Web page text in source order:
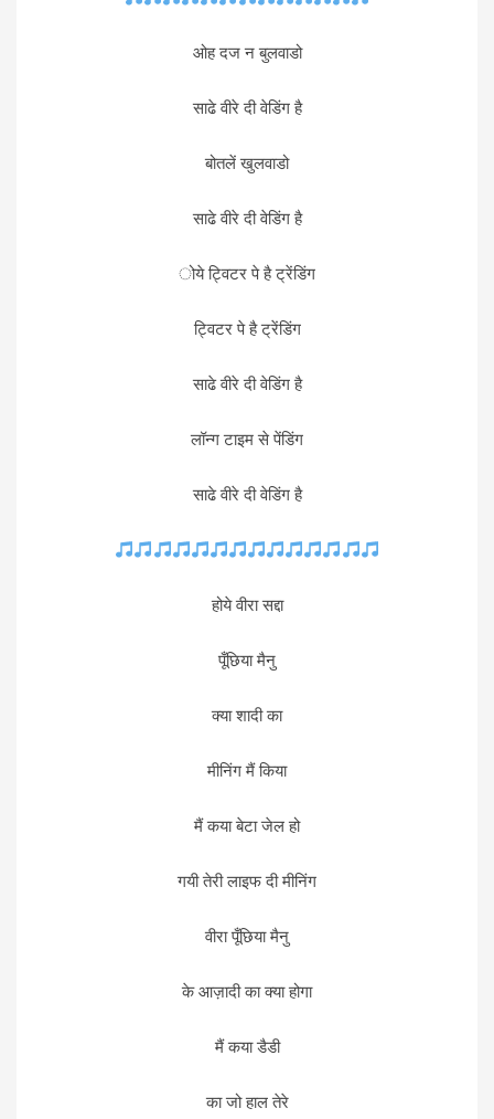
ओह दज न बुलवाडो
साढे वीरे दी वेडिंग है
बोतलें खुलवाडो
साढे वीरे दी वेडिंग है
ोये ट्विटर पे है ट्रेंडिंग
ट्विटर पे है ट्रेंडिंग
साढे वीरे दी वेडिंग है
लॉन्ग टाइम से पेंडिंग
साढे वीरे दी वेडिंग है
होये वीरा सद्दा
पूँछिया मैनु
क्या शादी का
मीनिंग मैं किया
मैं कया बेटा जेल हो
गयी तेरी लाइफ दी मीनिंग
वीरा पूँछिया मैनु
के आज़ादी का क्या होगा
मैं कया डैडी
का जो हाल तेरे